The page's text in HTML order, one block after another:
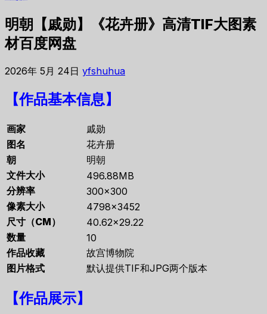
明朝【戚勋】《花卉册》高清TIF大图素
材百度网盘
2026年 5月 24日 yfshuhua
【作品基本信息】
画家
戚勋
图名
花卉册
朝
明朝
文件大小
496.88MB
分辨率
300×300
像素大小
4798×3452
尺寸（CM）
40.62×29.22
数量
10
作品收藏
故宫博物院
图片格式
默认提供TIF和JPG两个版本
【作品展示】